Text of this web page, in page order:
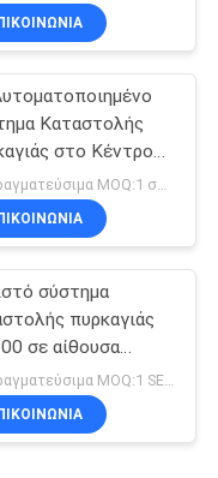
Καταστολής
στο Κέντρο
FM200
σύστημα
πυρκαγιάς
σε αίθουσα